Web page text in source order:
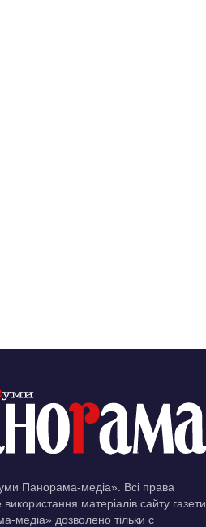
Панорама-медіа». Всі права
матеріалів сайту газети
медіа» дозволено тільки c